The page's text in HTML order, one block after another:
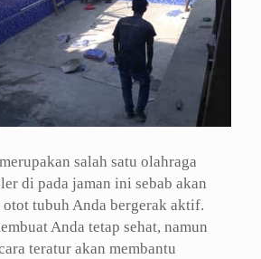
salah satu olahraga
di pada jaman ini sebab akan
otot tubuh Anda bergerak aktif.
Anda tetap sehat, namun
teratur akan membantu